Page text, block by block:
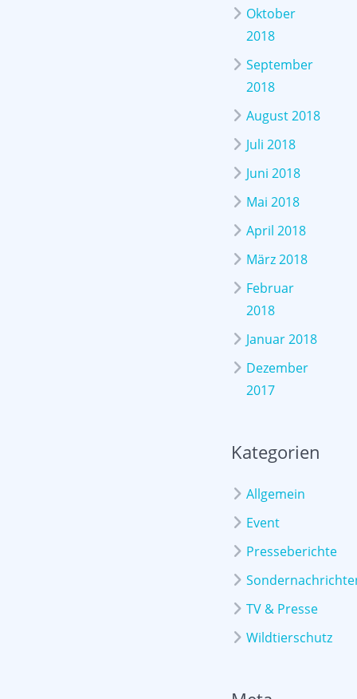
Oktober
2018
September
2018
August 2018
Juli 2018
Juni 2018
Mai 2018
April 2018
März 2018
Februar
2018
Januar 2018
Dezember
2017
Kategorien
Allgemein
Event
Presseberichte
TV & Presse
Wildtierschutz